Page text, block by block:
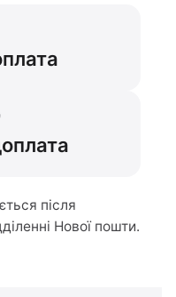
після
Нової пошти.